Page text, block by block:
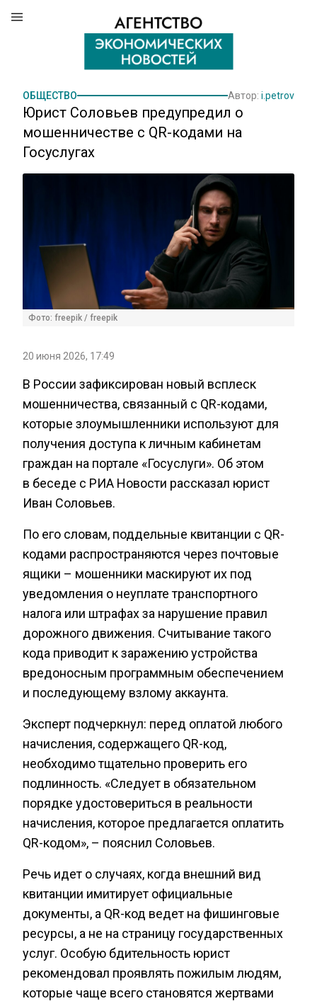
ОБЩЕСТВО Автор: i.petrov
Юрист Соловьев предупредил о
мошенничестве с QR-кодами на
Госуслугах
Фото: freepik / freepik
20 июня 2026, 17:49
В России зафиксирован новый всплеск
мошенничества, связанный с QR-кодами,
которые злоумышленники используют для
получения доступа к личным кабинетам
граждан на портале «Госуслуги». Об этом
в беседе с РИА Новости рассказал юрист
Иван Соловьев.
По его словам, поддельные квитанции с QR-
кодами распространяются через почтовые
ящики – мошенники маскируют их под
уведомления о неуплате транспортного
налога или штрафах за нарушение правил
дорожного движения. Считывание такого
кода приводит к заражению устройства
вредоносным программным обеспечением
и последующему взлому аккаунта.
Эксперт подчеркнул: перед оплатой любого
начисления, содержащего QR-код,
необходимо тщательно проверить его
подлинность. «Следует в обязательном
порядке удостовериться в реальности
начисления, которое предлагается оплатить
QR-кодом», – пояснил Соловьев.
Речь идет о случаях, когда внешний вид
квитанции имитирует официальные
документы, а QR-код ведет на фишинговые
ресурсы, а не на страницу государственных
услуг. Особую бдительность юрист
рекомендовал проявлять пожилым людям,
которые чаще всего становятся жертвами